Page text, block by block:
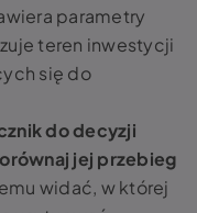
parametry
teren inwestycji
się do
do decyzji
jej przebieg
widać, w której